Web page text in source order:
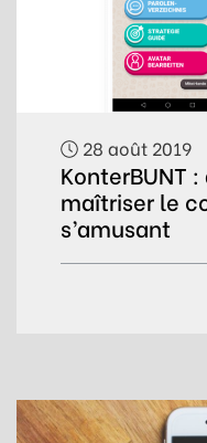
28 août 2019
KonterBUNT
maîtriser le
s’amusant